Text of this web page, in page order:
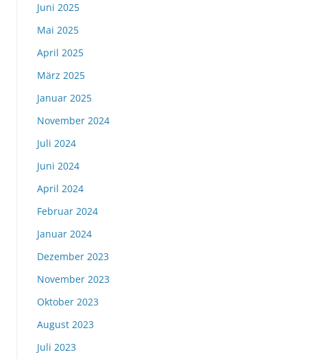
Juni 2025
Mai 2025
April 2025
März 2025
Januar 2025
November 2024
Juli 2024
Juni 2024
April 2024
Februar 2024
Januar 2024
Dezember 2023
November 2023
Oktober 2023
August 2023
Juli 2023